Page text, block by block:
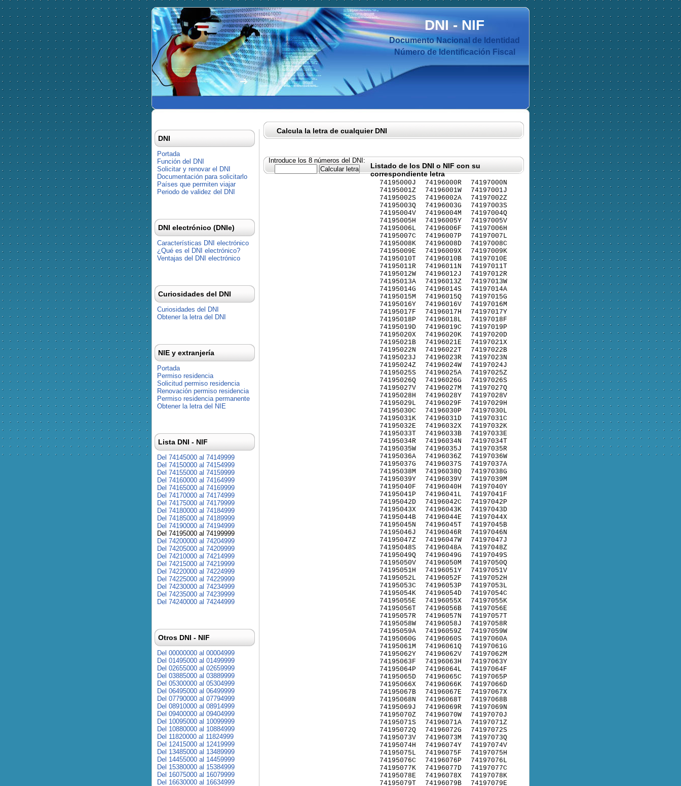
DNI-NIF
Documento Nacional de Identidad
Número de Identificación Fiscal
Calcula la letra de cualquier DNI
Introduce los 8 números del DNI:
Listado de los DNI o NIF con su
correspondiente letra
74195000J
74195001Z
74195002S
74195003Q
74195004V
74195005H
74195006L
74195007C
74195008K
74195009E
74195010T
74195011R
74195012W
74195013A
74195014G
74195015M
74195016Y
74195017F
74195018P
74195019D
74195020X
74195021B
74195022N
74195023J
74195024Z
74195025S
74195026Q
74195027V
74195028H
74195029L
74195030C
74195031K
74195032E
74195033T
74195034R
74195035W
74195036A
74195037G
74195038M
74195039Y
74195040F
74195041P
74195042D
74195043X
74195044B
74195045N
74195046J
74195047Z
74195048S
74195049Q
74195050V
74195051H
74195052L
74195053C
74195054K
74195055E
74195056T
74195057R
74195058W
74195059A
74195060G
74195061M
74195062Y
74195063F
74195064P
74195065D
74195066X
74195067B
74195068N
74195069J
74195070Z
74195071S
74195072Q
74195073V
74195074H
74195075L
74195076C
74195077K
74195078E
74195079T
74196000R
74196001W
74196002A
74196003G
74196004M
74196005Y
74196006F
74196007P
74196008D
74196009X
74196010B
74196011N
74196012J
74196013Z
74196014S
74196015Q
74196016V
74196017H
74196018L
74196019C
74196020K
74196021E
74196022T
74196023R
74196024W
74196025A
74196026G
74196027M
74196028Y
74196029F
74196030P
74196031D
74196032X
74196033B
74196034N
74196035J
74196036Z
74196037S
74196038Q
74196039V
74196040H
74196041L
74196042C
74196043K
74196044E
74196045T
74196046R
74196047W
74196048A
74196049G
74196050M
74196051Y
74196052F
74196053P
74196054D
74196055X
74196056B
74196057N
74196058J
74196059Z
74196060S
74196061Q
74196062V
74196063H
74196064L
74196065C
74196066K
74196067E
74196068T
74196069R
74196070W
74196071A
74196072G
74196073M
74196074Y
74196075F
74196076P
74196077D
74196078X
74196079B
74197000N
74197001J
74197002Z
74197003S
74197004Q
74197005V
74197006H
74197007L
74197008C
74197009K
74197010E
74197011T
74197012R
74197013W
74197014A
74197015G
74197016M
74197017Y
74197018F
74197019P
74197020D
74197021X
74197022B
74197023N
74197024J
74197025Z
74197026S
74197027Q
74197028V
74197029H
74197030L
74197031C
74197032K
74197033E
74197034T
74197035R
74197036W
74197037A
74197038G
74197039M
74197040Y
74197041F
74197042P
74197043D
74197044X
74197045B
74197046N
74197047J
74197048Z
74197049S
74197050Q
74197051V
74197052H
74197053L
74197054C
74197055K
74197056E
74197057T
74197058R
74197059W
74197060A
74197061G
74197062M
74197063Y
74197064F
74197065P
74197066D
74197067X
74197068B
74197069N
74197070J
74197071Z
74197072S
74197073Q
74197074V
74197075H
74197076L
74197077C
74197078K
74197079E
DNI
Portada
Función del DNI
Solicitar y renovar el DNI
Documentación para solicitarlo
Países que permiten viajar
Periodo de validez del DNI
DNI electrónico (DNIe)
Características DNI electrónico
¿Qué es el DNI electrónico?
Ventajas del DNI electrónico
Curiosidades del DNI
Curiosidades del DNI
Obtener la letra del DNI
NIE y extranjería
Portada
Permiso residencia
Solicitud permiso residencia
Renovación permiso residencia
Permiso residencia permanente
Obtener la letra del NIE
Lista DNI - NIF
Del 74145000 al 74149999
Del 74150000 al 74154999
Del 74155000 al 74159999
Del 74160000 al 74164999
Del 74165000 al 74169999
Del 74170000 al 74174999
Del 74175000 al 74179999
Del 74180000 al 74184999
Del 74185000 al 74189999
Del 74190000 al 74194999
Del 74195000 al 74199999
Del 74200000 al 74204999
Del 74205000 al 74209999
Del 74210000 al 74214999
Del 74215000 al 74219999
Del 74220000 al 74224999
Del 74225000 al 74229999
Del 74230000 al 74234999
Del 74235000 al 74239999
Del 74240000 al 74244999
Otros DNI - NIF
Del 00000000 al 00004999
Del 01495000 al 01499999
Del 02655000 al 02659999
Del 03885000 al 03889999
Del 05300000 al 05304999
Del 06495000 al 06499999
Del 07790000 al 07794999
Del 08910000 al 08914999
Del 09400000 al 09404999
Del 10095000 al 10099999
Del 10880000 al 10884999
Del 11820000 al 11824999
Del 12415000 al 12419999
Del 13485000 al 13489999
Del 14455000 al 14459999
Del 15380000 al 15384999
Del 16075000 al 16079999
Del 16630000 al 16634999